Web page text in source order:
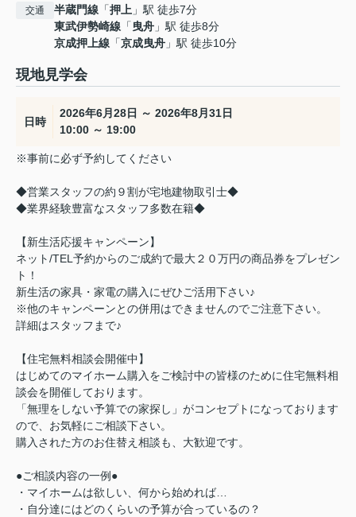
交通 半蔵門線 「押上 」駅 徒歩7分
東武伊勢崎線 「曳舟 」駅 徒歩8分
京成押上線 「京成曳舟 」駅 徒歩10分
現地見学会
日時
2026年6月28日 ～ 2026年8月31日
10:00 ～ 19:00
※事前に必ず予約してください
◆営業スタッフの約９割が宅地建物取引士◆
◆業界経験豊富なスタッフ多数在籍◆
【新生活応援キャンペーン】
ネット/TEL予約からのご成約で最大２０万円の商品券をプレゼン
ト！
新生活の家具・家電の購入にぜひご活用下さい♪
※他のキャンペーンとの併用はできませんのでご注意下さい。
詳細はスタッフまで♪
【住宅無料相談会開催中】
はじめてのマイホーム購入をご検討中の皆様のために住宅無料相
談会を開催しております。
「無理をしない予算での家探し」がコンセプトになっております
ので、お気軽にご相談下さい。
購入された方のお住替え相談も、大歓迎です。
●ご相談内容の一例●
・マイホームは欲しい、何から始めれば…
・自分達にはどのくらいの予算が合っているの？